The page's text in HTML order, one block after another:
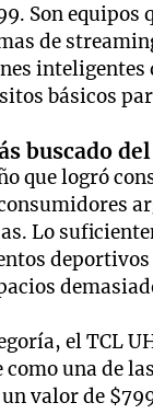
Son equipos
de
inteligentes
básicos
buscado
que logró
Lo
el TCL
como una de
valor de